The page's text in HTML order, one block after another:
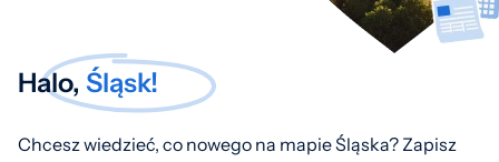
Halo, Śląsk!
Chcesz wiedzieć, co nowego na mapie Śląska? Zapisz